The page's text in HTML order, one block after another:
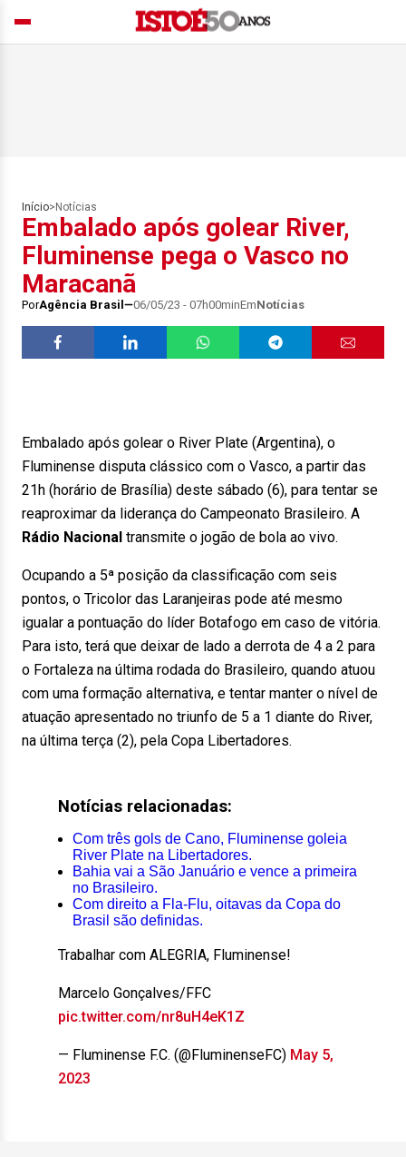
Início> Notícias
Embalado após golear River,
Fluminense pega o Vasco no
Maracanã
PorAgência Brasil 06/05/23 - 07h00minEmNotícias
Embalado após golear o River Plate (Argentina), o
Fluminense disputa clássico com o Vasco, a partir das
21h (horário de Brasília) deste sábado (6), para tentar se
reaproximar da liderança do Campeonato Brasileiro. A
Rádio Nacional transmite o jogão de bola ao vivo.
Ocupando a 5ª posição da classificação com seis
pontos, o Tricolor das Laranjeiras pode até mesmo
igualar a pontuação do líder Botafogo em caso de vitória.
Para isto, terá que deixar de lado a derrota de 4 a 2 para
o Fortaleza na última rodada do Brasileiro, quando atuou
com uma formação alternativa, e tentar manter o nível de
atuação apresentado no triunfo de 5 a 1 diante do River,
na última terça (2), pela Copa Libertadores.
Notícias relacionadas:
Com três gols de Cano, Fluminense goleia
River Plate na Libertadores.
Bahia vai a São Januário e vence a primeira
no Brasileiro.
Com direito a Fla-Flu, oitavas da Copa do
Brasil são definidas.
Trabalhar com ALEGRIA, Fluminense!
Marcelo Gonçalves/FFC
pic.twitter.com/nr8uH4eK1Z
— Fluminense F.C. (@FluminenseFC) May 5,
2023